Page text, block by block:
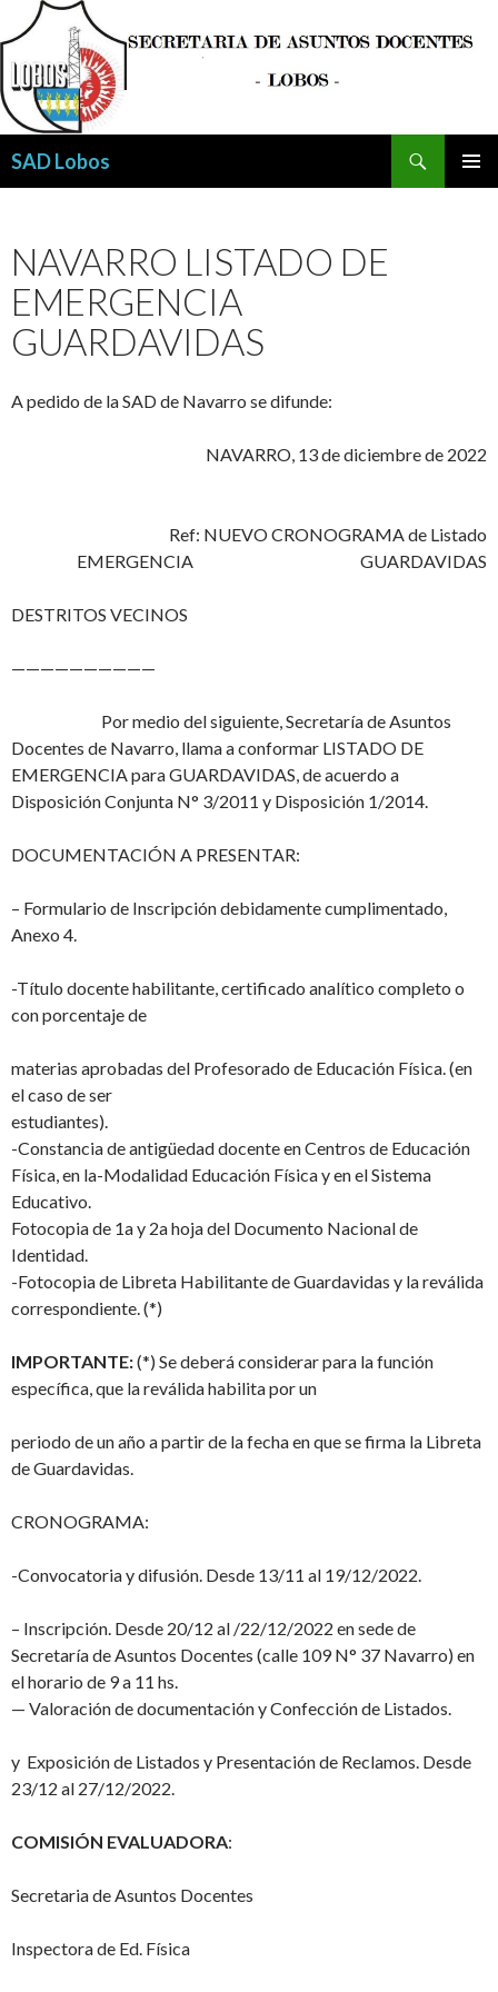
SAD Lobos
NAVARRO LISTADO DE
EMERGENCIA
GUARDAVIDAS
A pedido de la SAD de Navarro se difunde:
NAVARRO, 13 de diciembre de 2022
Ref: NUEVO CRONOGRAMA de Listado
EMERGENCIA GUARDAVIDAS
DESTRITOS VECINOS
——————————
Por medio del siguiente, Secretaría de Asuntos
Docentes de Navarro, llama a conformar LISTADO DE
EMERGENCIA para GUARDAVIDAS, de acuerdo a
Disposición Conjunta N° 3/2011 y Disposición 1/2014.
DOCUMENTACIÓN A PRESENTAR:
– Formulario de Inscripción debidamente cumplimentado,
Anexo 4.
-Título docente habilitante, certificado analítico completo o
con porcentaje de
materias aprobadas del Profesorado de Educación Física. (en
el caso de ser
estudiantes).
-Constancia de antigüedad docente en Centros de Educación
Física, en la-Modalidad Educación Física y en el Sistema
Educativo.
Fotocopia de 1a y 2a hoja del Documento Nacional de
Identidad.
-Fotocopia de Libreta Habilitante de Guardavidas y la reválida
correspondiente. (*)
IMPORTANTE:(*) Se deberá considerar para la función
específica, que la reválida habilita por un
periodo de un año a partir de la fecha en que se firma la Libreta
de Guardavidas.
CRONOGRAMA:
-Convocatoria y difusión. Desde 13/11 al 19/12/2022.
– Inscripción. Desde 20/12 al /22/12/2022 en sede de
Secretaría de Asuntos Docentes (calle 109 N° 37 Navarro) en
el horario de 9 a 11 hs.
— Valoración de documentación y Confección de Listados.
y Exposición de Listados y Presentación de Reclamos. Desde
23/12 al 27/12/2022.
COMISIÓN EVALUADORA:
Secretaria de Asuntos Docentes
Inspectora de Ed. Física